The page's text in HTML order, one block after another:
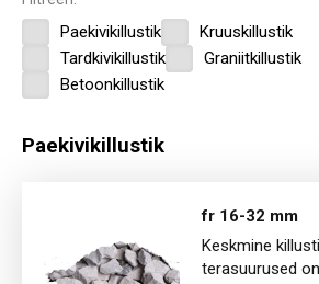
Killustik
Sõelmed
Paekivikillustik
Kruuskillustik
Tardkivikillustik
Graniitkillustik
Betoonkillustik
Paekivikillustik
fr 16-32 mm
Keskmine
terasuurused